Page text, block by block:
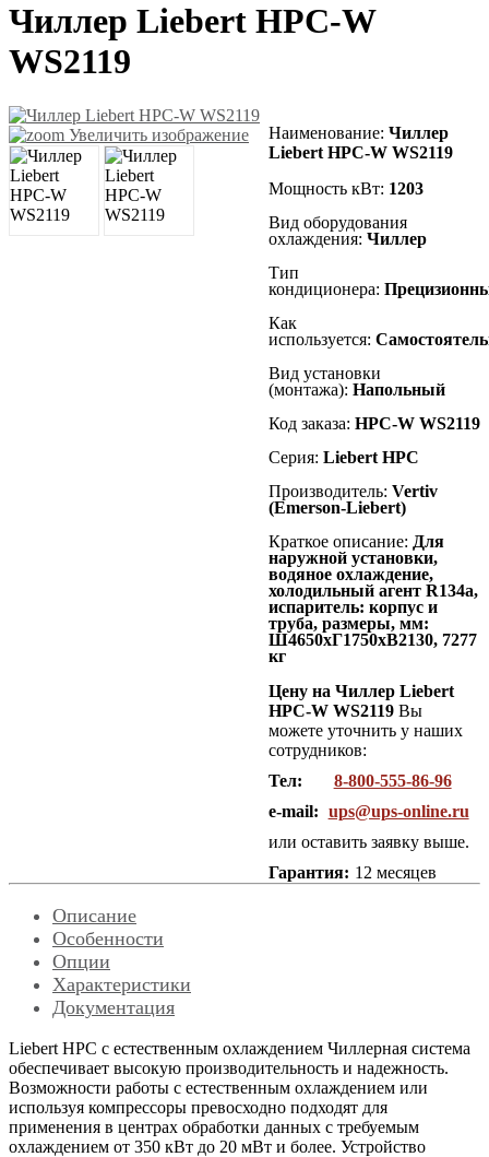
Чиллер Liebert HPC-W
WS2119
Увеличить изображение Наименование: Чиллер
Liebert HPC-W WS2119
Мощность кВт: 1203
Вид оборудования
охлаждения: Чиллер
Тип
кондиционера:
Как
используется:
Вид установки
(монтажа): Напольный
Код заказа: HPC-W WS2119
Серия: Liebert HPC
Производитель: Vertiv
(Emerson-Liebert)
Краткое описание: Для
наружной установки,
водяное охлаждение,
холодильный агент R134а,
испаритель: корпус и
труба, размеры, мм:
Ш4650хГ1750хВ2130, 7277
кг
Цену на Чиллер Liebert
HPC-W WS2119 Вы
можете уточнить у наших
сотрудников:
Тел:
8-800-555-86-96
e-mail: ups@ups-online.ru
или оставить заявку выше.
Гарантия: 12 месяцев
Описание
Особенности
Опции
Характеристики
Документация
Liebert HPС с естественным охлаждением Чиллерная система
обеспечивает высокую производительность и надежность.
Возможности работы с естественным охлаждением или
используя компрессоры превосходно подходят для
применения в центрах обработки данных с требуемым
охлаждением от 350 кВт до 20 мВт и более. Устройство